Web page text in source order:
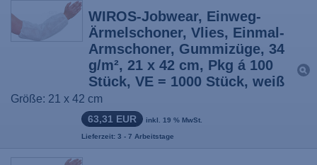
WIROS-Jobwear, Einweg-
Ärmelschoner, Vlies, Einmal-
Armschoner, Gummizüge, 34
g/m², 21 x 42 cm, Pkg á 100
Stück, VE = 1000 Stück, weiß
Größe: 21 x 42 cm
63,31 EUR inkl. 19 % MwSt.
Lieferzeit: 3 - 7 Arbeitstage